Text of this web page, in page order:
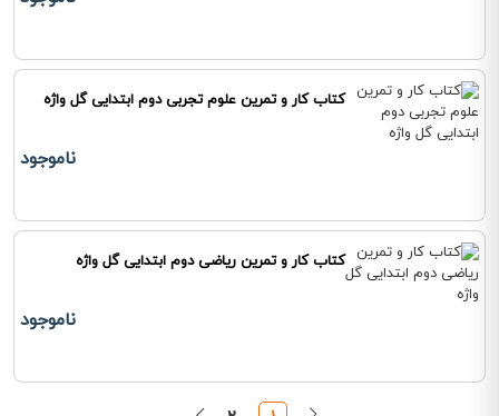
کتاب کار و تمرین علوم تجربی دوم ابتدایی گل واژه
ناموجود
کتاب کار و تمرین ریاضی دوم ابتدایی گل واژه
ناموجود